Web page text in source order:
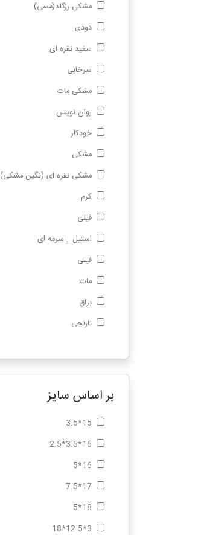
مشکی رزگلد(مسی)
دودی
سفید نقره ای
سرخابی
مشکی مات
روان نویس
خودکار
مشکی
مشکی نقره ای (نگین مشکی)
کرم
فیلی
استیل _ سرمه ای
فیلی
مات
براق
نارنجی
بر اساس سایز
15*3.5
16*3.5*2.5
16*5
17*7.5
18*5
3*12.5*18